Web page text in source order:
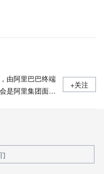
由阿里巴巴终端
是阿里集团面向
发展，帮助工程
技术，欢迎关
+关注